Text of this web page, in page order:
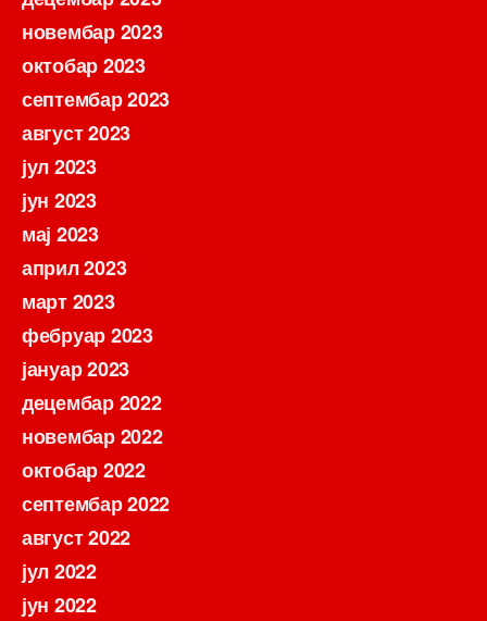
новембар 2023
октобар 2023
септембар 2023
август 2023
јул 2023
јун 2023
мај 2023
април 2023
март 2023
фебруар 2023
јануар 2023
децембар 2022
новембар 2022
октобар 2022
септембар 2022
август 2022
јул 2022
јун 2022